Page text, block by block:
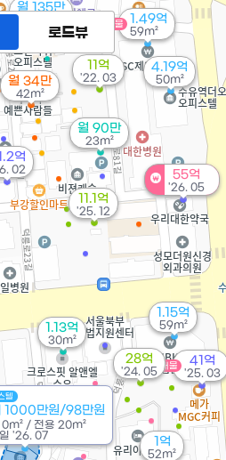
1.49억
59m²
매물
1억
52m²
월 34만
42m²
텔
1000만원/98만원
0m² / 전용 20m²
'26. 07
월 90만
23m²
월 135만
1.15억
59m²
55억
'26. 05
억
02
1.13억
30m²
41억
'25. 03
매물
11.1억
'25. 12
28억
'24. 05
4.19억
50m²
11억
'22. 03
로드뷰